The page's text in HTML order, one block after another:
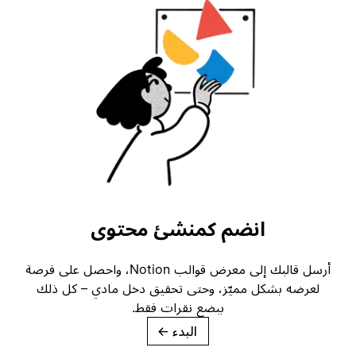
انضم كمنشئ محتوى
أرسل قالبك إلى معرض قوالب Notion، واحصل على فرصة
لعرضه بشكل مميّز، وحتى تحقيق دخل مادي – كل ذلك
ببضع نقرات فقط.
→